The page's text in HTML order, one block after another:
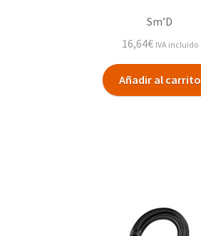
Sm’D
16,64€ IVA incluido
Añadir al carrito